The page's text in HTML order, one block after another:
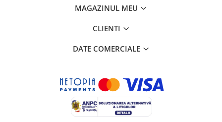
MAGAZINUL MEU
CLIENTI
DATE COMERCIALE